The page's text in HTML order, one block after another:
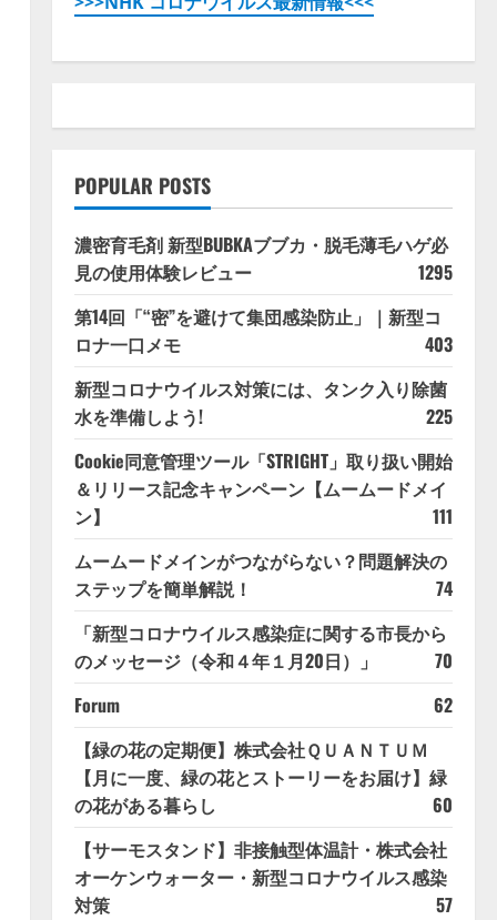
POPULAR POSTS
濃密育毛剤 新型BUBKAブブカ・脱毛薄毛ハゲ必
見の使用体験レビュー
1295
第14回「“密”を避けて集団感染防止」｜新型コ
ロナ一口メモ
403
新型コロナウイルス対策には、タンク入り除菌
水を準備しよう!
225
Cookie同意管理ツール「STRIGHT」取り扱い開始
＆リリース記念キャンペーン【ムームードメイ
ン】
111
ムームードメインがつながらない？問題解決の
ステップを簡単解説！
74
「新型コロナウイルス感染症に関する市長から
のメッセージ（令和４年１月20日）」
70
Forum
62
【緑の花の定期便】株式会社ＱＵＡＮＴＵＭ
【月に一度、緑の花とストーリーをお届け】緑
の花がある暮らし
60
【サーモスタンド】非接触型体温計・株式会社
オーケンウォーター・新型コロナウイルス感染
対策
57